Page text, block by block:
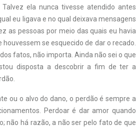
ela nunca tivesse atendido antes
eu ligava e no qual deixava mensagens
as pessoas por meio das quais eu havia
se esquecido de dar o recado.
fatos, não importa. Ainda não sei o que
disposta a descobrir a fim de ter a
ou o alvo do dano, o perdão é sempre a
Perdoar é dar amor quando
não há razão, a não ser pelo fato de que